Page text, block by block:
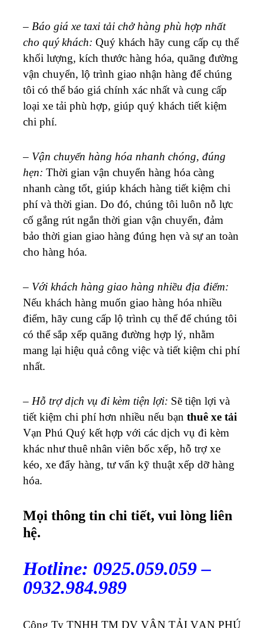
– Báo giá xe taxi tải chở hàng phù hợp nhất
cho quý khách: Quý khách hãy cung cấp cụ thể
khối lượng, kích thước hàng hóa, quãng đường
vận chuyển, lộ trình giao nhận hàng để chúng
tôi có thể báo giá chính xác nhất và cung cấp
loại xe tải phù hợp, giúp quý khách tiết kiệm
chi phí.
– Vận chuyển hàng hóa nhanh chóng, đúng
hẹn: Thời gian vận chuyển hàng hóa càng
nhanh càng tốt, giúp khách hàng tiết kiệm chi
phí và thời gian. Do đó, chúng tôi luôn nỗ lực
cố gắng rút ngắn thời gian vận chuyển, đảm
bảo thời gian giao hàng đúng hẹn và sự an toàn
cho hàng hóa.
– Với khách hàng giao hàng nhiều địa điểm:
Nếu khách hàng muốn giao hàng hóa nhiều
điểm, hãy cung cấp lộ trình cụ thể để chúng tôi
có thể sắp xếp quãng đường hợp lý, nhằm
mang lại hiệu quả công việc và tiết kiệm chi phí
nhất.
– Hỗ trợ dịch vụ đi kèm tiện lợi: Sẽ tiện lợi và
tiết kiệm chi phí hơn nhiều nếu bạn thuê xe tải
Vạn Phú Quý kết hợp với các dịch vụ đi kèm
khác như thuê nhân viên bốc xếp, hỗ trợ xe
kéo, xe đẩy hàng, tư vấn kỹ thuật xếp dỡ hàng
hóa.
Mọi thông tin chi tiết, vui lòng liên
hệ.
Hotline: 0925.059.059 –
0932.984.989
Công Ty TNHH TM DV VẬN TẢI VẠN PHÚ